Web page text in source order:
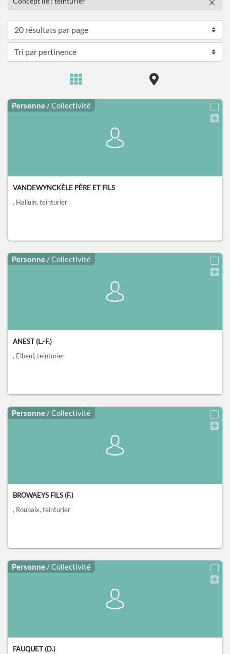
Personne / Collectivité
VANDEWYNCKÈLE PÈRE ET FILS
, Halluin, teinturier
Personne / Collectivité
ANEST (L.-F.)
, Elbeuf, teinturier
Personne / Collectivité
BROWAEYS FILS (F.)
, Roubaix, teinturier
Personne / Collectivité
FAUQUET (D.)